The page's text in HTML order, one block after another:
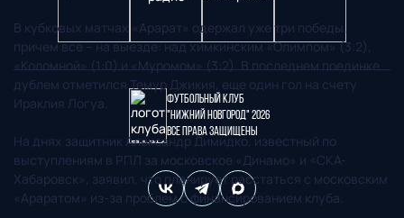
В кубковых матчах «Арарат» одержал уже три победы,
причем все – на выезде: над химкинским «Олимпом» (3:2),
«Коломной» (1:0) и «Муромом» (3:2). В последнем поединке
дублем отметился Темур Джикия, еще один гол на счету
Ираклия Логуа.
На днях защитник Александр Димидко, известный по
выступлениям в РПЛ за московское «Динамо» и «СКА-
Хабаровск», заявил, что планирует расстаться с московским
«Араратом» из-за проблем с финансированием клуба.
Футбольный клуб
"Нижний Новгород" 2026
Все права защищены